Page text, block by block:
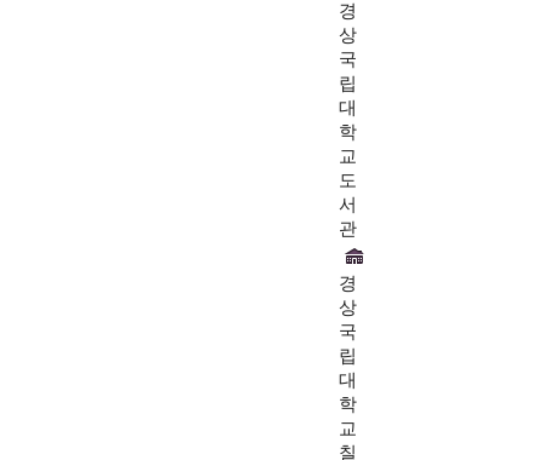
경
상
국
립
대
학
교
도
서
관
경
상
국
립
대
학
교
칠